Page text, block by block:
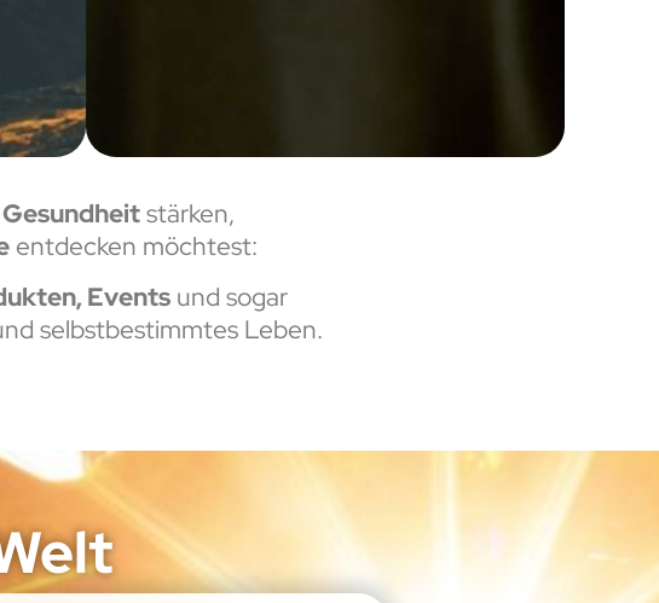
Gesundheitstärken,
entdecken möchtest:
Eventsund sogar
selbstbestimmtes Leben.